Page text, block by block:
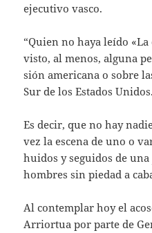
ejecutivo vasco.
“Quien no haya leído
visto, al menos, algu­na
sión americana o sobre
Sur de los Estados Unidos.
Es decir, que no hay
vez la escena de uno o
huidos y seguidos de
hombres sin piedad a
Al contemplar hoy el
Arriortua por parte de